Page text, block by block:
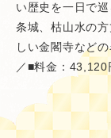
い歴史を一日で
条城、枯山水の
しい金閣寺など
／■料金：43,120